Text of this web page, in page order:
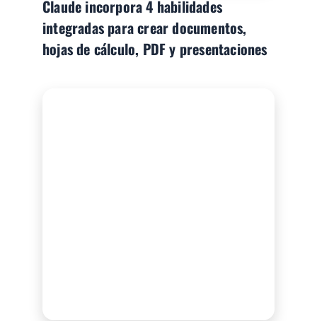
Claude incorpora 4 habilidades
integradas para crear documentos,
hojas de cálculo, PDF y presentaciones